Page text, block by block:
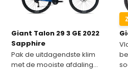
Giant Talon 29 3 GE 2022
Sapphire
Pak de uitdagendste klim
met de mooiste afdaling...